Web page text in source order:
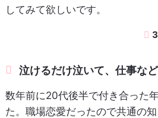
してみて欲しいです。
泣けるだけ泣いて、仕事な
数年前に20代後半で付き合った
た。職場恋愛だったので共通の知